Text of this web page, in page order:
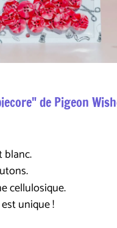
de Pigeon
blanc.
cellulosique.
unique !